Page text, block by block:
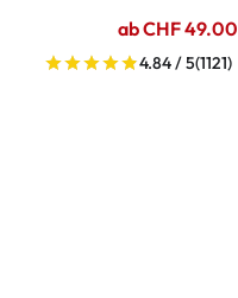
ab CHF 49.00
4.84 / 5(1121)